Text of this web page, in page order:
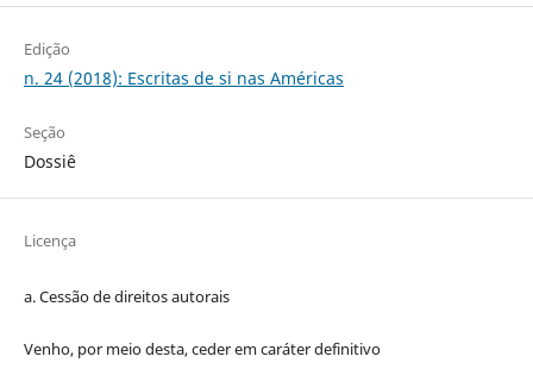
Edição
n. 24 (2018): Escritas de si nas Américas
Seção
Dossiê
Licença
a. Cessão dedireitosautorais
Venho, por meio desta, ceder em caráter definitivo